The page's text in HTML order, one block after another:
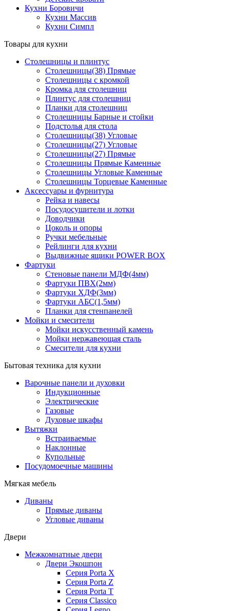
Кухни Боровичи
Кухни Массив
Кухни Симпл
Товары для кухни
Столешницы и плинтус
Столешницы(38) Прямые
Столешницы с кромкой
Кромка для столешниц
Плинтус для столешниц
Планки для столешниц
Столешницы Барные и стойки
Подстолья для стола
Столешницы(38) Угловые
Столешницы(27) Угловые
Столешницы(27) Прямые
Столешницы Прямые Каменные
Столешницы Угловые Каменные
Столешницы Торцевые Каменные
Аксессуары и фурнитура
Рейка и навесы
Посудосушители и лотки
Доводчики
Цоколь и опоры
Ручки мебельные
Рейлинги для кухни
Выдвижные ящики POWER BOX
Фартуки
Стеновые панели МДФ(4мм)
Фартуки ПВХ(2мм)
Фартуки ХДФ(3мм)
Фартуки АБС(1,5мм)
Планки для стенпанелей
Мойки и смесители
Мойки искусственный камень
Мойки нержавеющая сталь
Смесители для кухни
Бытовая техника для кухни
Варочные панели и духовки
Индукционные
Электрические
Газовые
Духовые шкафы
Вытяжки
Встраиваемые
Наклонные
Купольные
Посудомоечные машины
Мягкая мебель
Диваны
Прямые диваны
Угловые диваны
Двери
Межкомнатные двери
Двери Экошпон
Серия Porta X
Серия Porta Z
Серия Porta T
Серия Classico